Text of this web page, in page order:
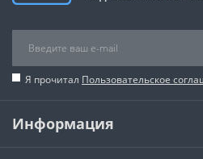
Я прочитал Пользовательское
Информация